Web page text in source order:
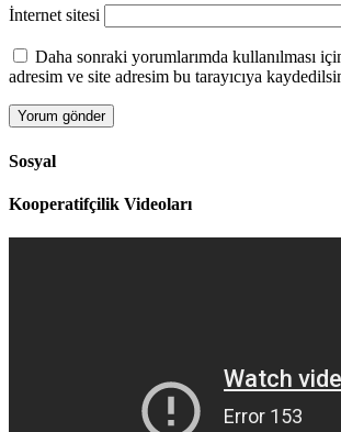
İnternet sitesi
Daha sonraki yorumlarımda kullanılması
adresim ve site adresim bu tarayıcıya
Sosyal
Kooperatifçilik Videoları